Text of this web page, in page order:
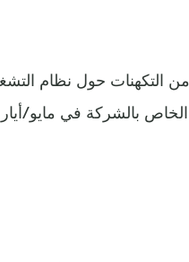
من التكهنات حول نظام
الخاص بالشركة في مايو/